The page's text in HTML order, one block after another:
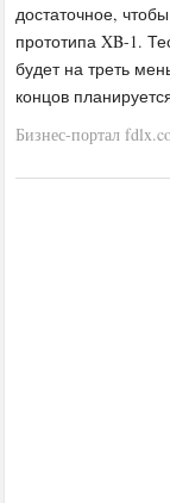
достаточное,
прототипа XB-1.
будет на треть
концов
Бизнес-портал